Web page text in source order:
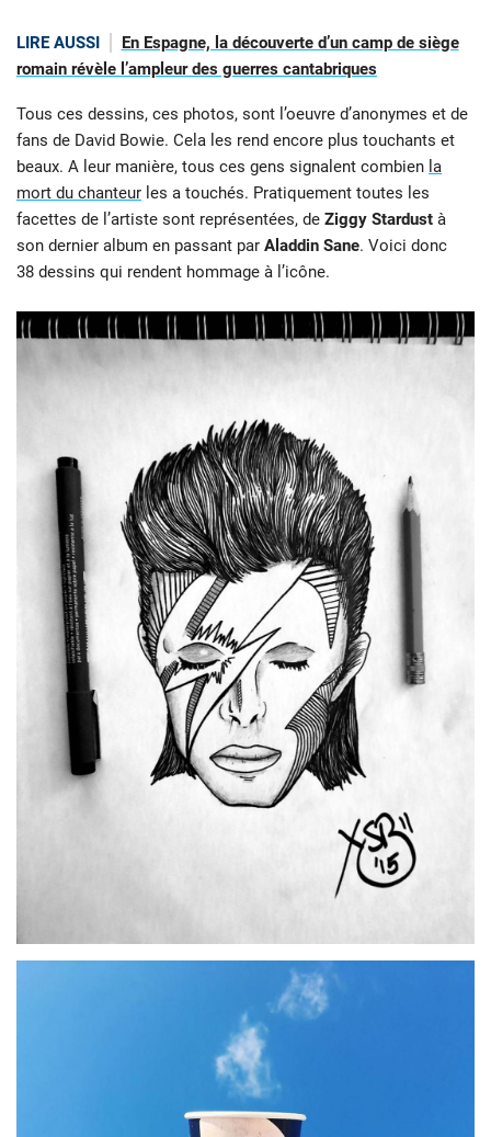
LIRE AUSSI
En Espagne, la découverte d’un camp de siège
romain révèle l’ampleur des guerres cantabriques
Tous ces dessins, ces photos, sont l’oeuvre d’anonymes et de
fans de David Bowie. Cela les rend encore plus touchants et
beaux. A leur manière, tous ces gens signalent combien la
mort du chanteur les a touchés. Pratiquement toutes les
facettes de l’artiste sont représentées, de Ziggy Stardust à
son dernier album en passant par Aladdin Sane. Voici donc
38 dessins qui rendent hommage à l’icône.